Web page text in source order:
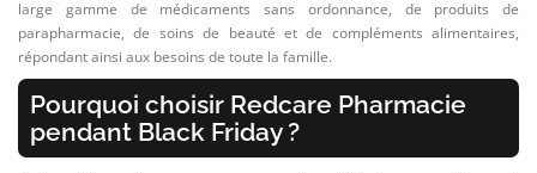
large gamme de médicaments sans ordonnance, de produits de
parapharmacie, de soins de beauté et de compléments alimentaires,
répondant ainsi aux besoins de toute la famille.
Pourquoi choisir Redcare Pharmacie
pendant Black Friday ?